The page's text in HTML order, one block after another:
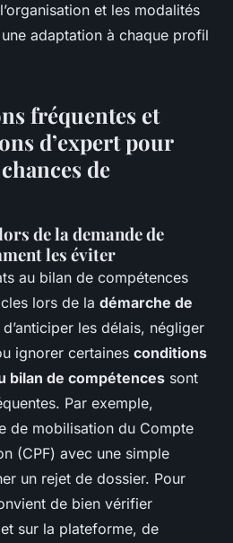
et les modalités
adaptation à chaque profil
fréquentes et
d’expert pour
de
de la demande de
les éviter
au bilan de compétences
lors de la démarche de
les délais, négliger
ignorer certaines conditions
bilan de compétences sont
Par exemple,
de mobilisation du Compte
(CPF) avec une simple
un rejet de dossier. Pour
de bien vérifier
sur la plateforme, de